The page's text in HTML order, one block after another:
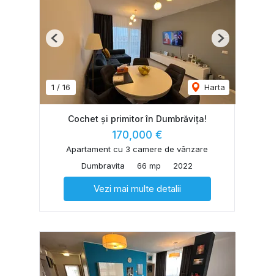
1 / 16 Harta
Previous Next
Cochet și primitor în Dumbrăvița!
170,000 €
Apartament cu 3 camere de vânzare
Dumbravita
66 mp 2022
Vezi mai multe detalii